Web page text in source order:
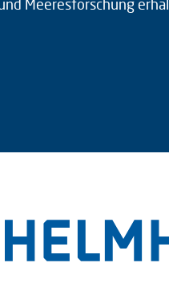
Meeresforschung